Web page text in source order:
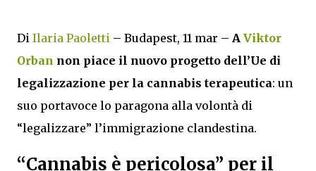
Di Ilaria Paoletti – Budapest, 11 mar – A Viktor
Orban non piace il nuovo progetto dell’Ue di
legalizzazione per la cannabis terapeutica: un
suo portavoce lo paragona alla volontà di
“legalizzare” l’immigrazione clandestina.
“Cannabis è pericolosa” per il